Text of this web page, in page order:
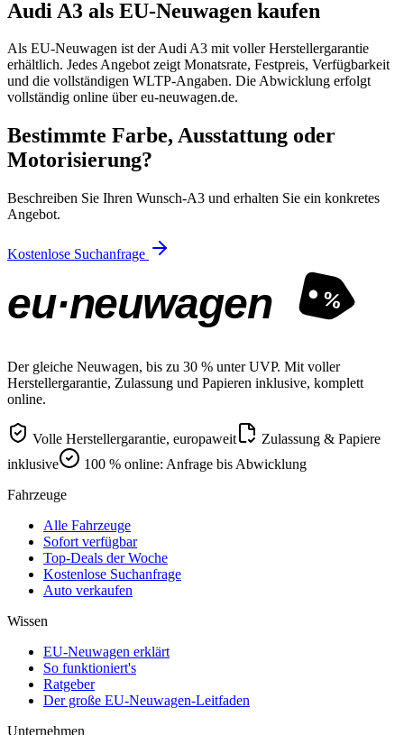
Audi A3 als EU-Neuwagen kaufen
Als EU-Neuwagen ist der Audi A3 mit voller Herstellergarantie
erhältlich. Jedes Angebot zeigt Monatsrate, Festpreis, Verfügbarkeit
und die vollständigen WLTP-Angaben. Die Abwicklung erfolgt
vollständig online über eu-neuwagen.de.
Bestimmte Farbe, Ausstattung oder
Motorisierung?
Beschreiben Sie Ihren Wunsch-A3 und erhalten Sie ein konkretes
Angebot.
Kostenlose Suchanfrage
eu·neuwagen %
Der gleiche Neuwagen, bis zu 30 % unter UVP. Mit voller
Herstellergarantie, Zulassung und Papieren inklusive, komplett
online.
Volle Herstellergarantie, europaweit
Zulassung & Papiere
inklusive
100 % online: Anfrage bis Abwicklung
Fahrzeuge
Alle Fahrzeuge
Sofort verfügbar
Top-Deals der Woche
Kostenlose Suchanfrage
Auto verkaufen
Wissen
EU-Neuwagen erklärt
So funktioniert's
Ratgeber
Der große EU-Neuwagen-Leitfaden
Unternehmen